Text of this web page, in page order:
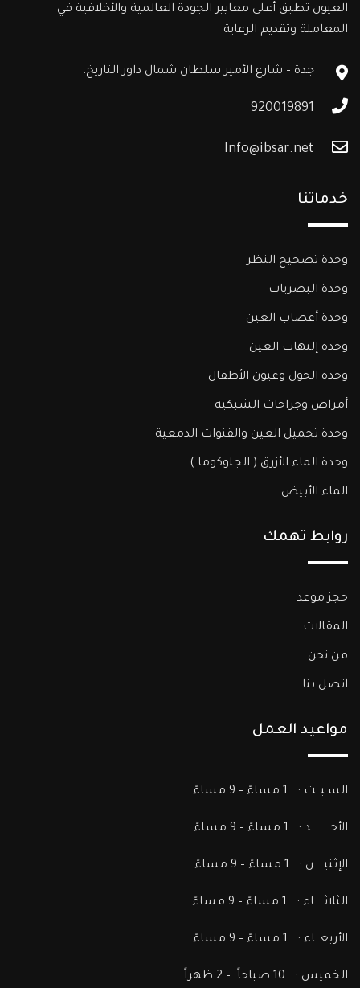
العيون تطبق أعلى معايير الجودة العالمية والأخلاقية في
المعاملة وتقديم الرعاية
جدة – شارع الأمير سلطان شمال داور التاريخ.
920019891
Info@ibsar.net
خدماتنا
وحدة تصحيح النظر
وحدة البصريات
وحدة أعصاب العين
وحدة إلتهاب العين
وحدة الحول وعيون الأطفال
أمراض وجراحات الشبكية
وحدة تجميل العين والقنوات الدمعية
وحدة الماء الأزرق ( الجلوكوما )​
الماء الأبيض
روابط تهمك
حجز موعد
المقالات
من نحن
اتصل بنا
مواعيد العمل
السـبـــت : 1 مساءً – 9 مساءً
الأحــــــــــــد : 1 مساءً – 9 مساءً
الإثنيــــــن : 1 مساءً – 9 مساءً
الثلاثــــــاء : 1 مساءً – 9 مساءً
الأربعـــاء : 1 مساءً – 9 مساءً
الخميس : 10 صباحاً – 2 ظهراً